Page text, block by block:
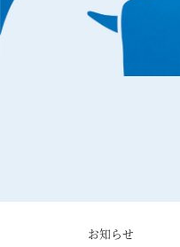
お知らせ